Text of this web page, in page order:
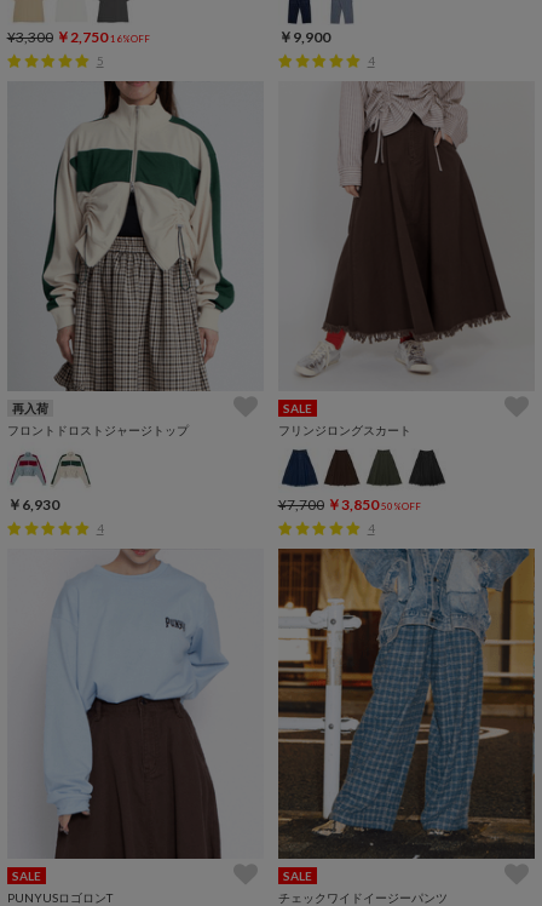
¥3,300 ￥2,750 16%OFF
5
￥9,900
4
再入荷
フロントドロストジャージトップ
￥6,930
4
SALE
フリンジロングスカート
¥7,700 ￥3,850 50%OFF
4
SALE
PUNYUSロゴロンT
SALE
チェックワイドイージーパンツ